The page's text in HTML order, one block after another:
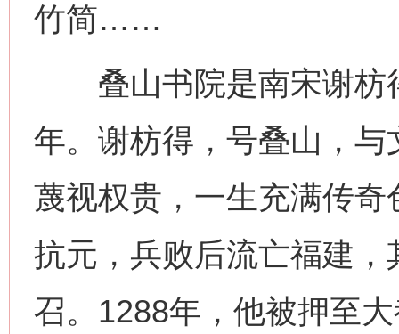
竹简……
叠山书院是南宋谢枋
年。谢枋得，号叠山，
蔑视权贵，一生充满传
抗元，兵败后流亡福建
召。1288年，他被押至